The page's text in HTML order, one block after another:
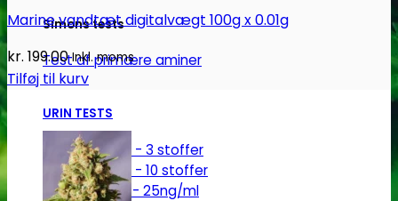
Simons tests
Test af primære aminer
URIN TESTS
Multi urin test - 3 stoffer
Multi urin test - 10 stoffer
THC urin test - 25ng/ml
Marine vandtæt digitalvægt 100g x 0.01g
kr. 199.00 Inkl. moms
Tilføj til kurv